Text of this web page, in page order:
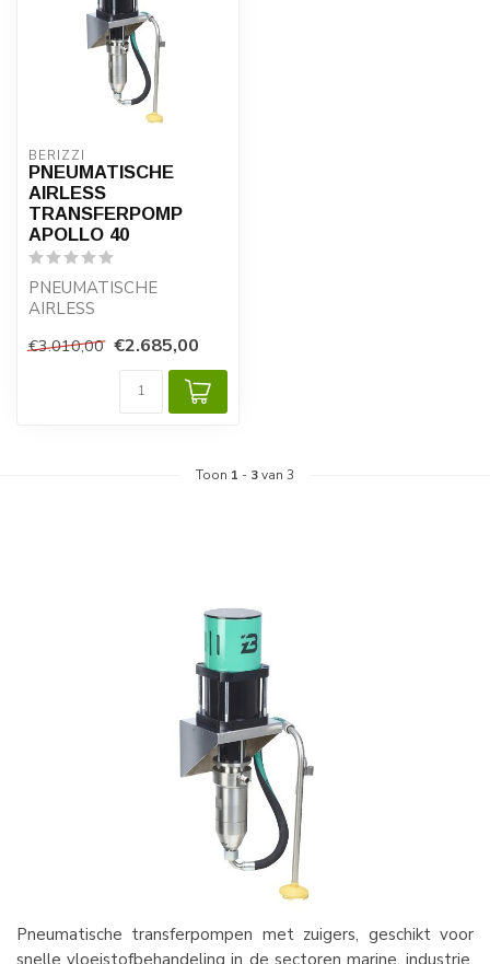
BERIZZI
PNEUMATISCHE
AIRLESS
TRANSFERPOMP
APOLLO 40
PNEUMATISCHE
AIRLESS
APOLLO 40
Pneumatische
transferpompen met zui...
€3.010,00 €2.685,00
Toon 1 - 3van 3
Pneumatische transferpompen met zuigers, geschikt voor
snelle vloeistofbehandeling in de sectoren marine, industrie,